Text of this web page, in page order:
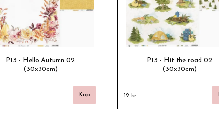
P13 - Hello Autumn 02
(30x30cm)
P13 - Hit the road 02
(30x30cm)
12 kr